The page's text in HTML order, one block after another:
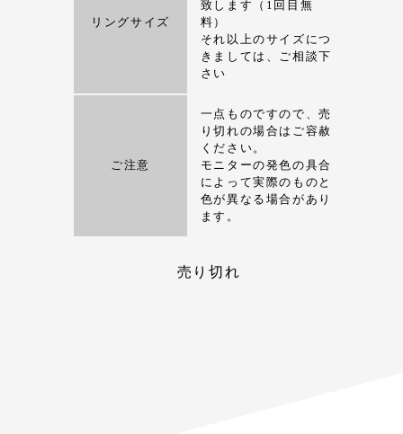
リングサイズ
致します（1回目無
料）
それ以上のサイズにつ
きましては、ご相談下
さい
ご注意
一点ものですので、売
り切れの場合はご容赦
ください。
モニターの発色の具合
によって実際のものと
色が異なる場合があり
ます。
売り切れ